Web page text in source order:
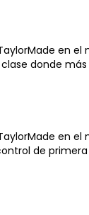
en
donde
en
de